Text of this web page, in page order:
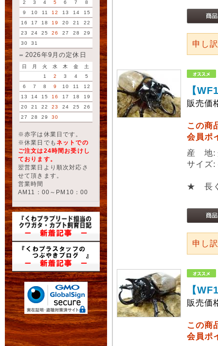
2 3 4 5 6 7
8
9
10 11 12 13 14
15
16
17 18 19 20 21
22
23
24 25 26 27 28
29
30
31
2026年9月の定休日
日 月 火 水 木 金
土
1
2 3 4
5
6
7 8 9 10 11
12
13
14 15 16 17 18
19
20
21 22 23 24 25
26
27
28 29 30
※赤字は休業日です。
※休業日でも ネットでの
ご注文は24時間お受けし
ております。
翌営業日より順次対応さ
せて頂きます。
営業時間
AM11：00～PM10：00
申し
【
販売価
この商
会員ポ
産 地:
サイ
★ 長
申し
【
販売価
この商
会員ポ